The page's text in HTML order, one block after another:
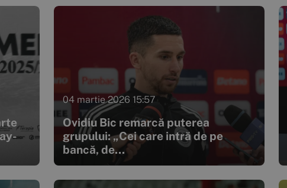
04 martie 2026 15:57
Ovidiu Bic remarcă puterea
grupului: „Cei care intră de pe
bancă, de...